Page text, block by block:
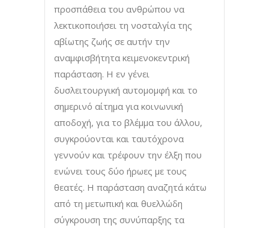
προσπάθεια του ανθρώπου να
λεκτικοποιήσει τη νοσταλγία της
αβίωτης ζωής σε αυτήν την
αναμφισβήτητα κειμενοκεντρική
παράσταση. Η εν γένει
δυσλειτουργική αυτομομφή και το
σημερινό αίτημα για κοινωνική
αποδοχή, για το βλέμμα του άλλου,
συγκρούονται και ταυτόχρονα
γεννούν και τρέφουν την έλξη που
ενώνει τους δύο ήρωες με τους
θεατές. Η παράσταση αναζητά κάτω
από τη μετωπική και θυελλώδη
σύγκρουση της συνύπαρξης τα